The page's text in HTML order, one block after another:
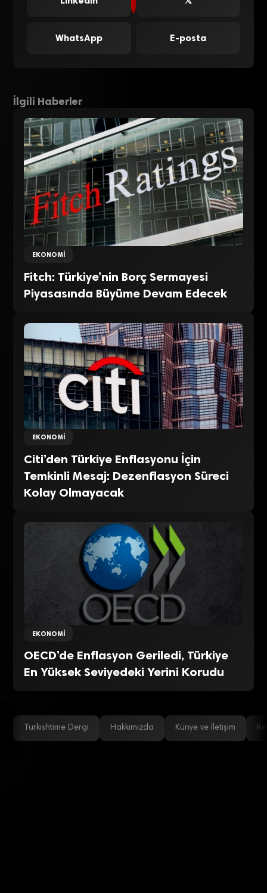
WhatsApp E-posta
İlgili Haberler
EKONOMI
Fitch: Türkiye’nin Borç Sermayesi
Piyasasında Büyüme Devam Edecek
EKONOMI
Citi’den Türkiye Enflasyonu İçin
Temkinli Mesaj: Dezenflasyon Süreci
Kolay Olmayacak
EKONOMI
OECD’de Enflasyon Geriledi, Türkiye
En Yüksek Seviyedeki Yerini Korudu
Turkishtime Dergi Hakkımızda Künye ve İletişim